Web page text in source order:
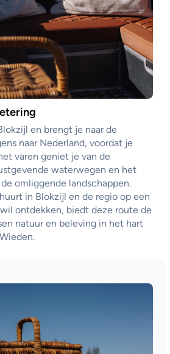
en brengt je naar de
naar Nederland, voordat je
varen geniet je van de
waterwegen en het
omliggende landschappen.
in Blokzijl en de regio op een
ontdekken, biedt deze route de
natuur en beleving in het hart